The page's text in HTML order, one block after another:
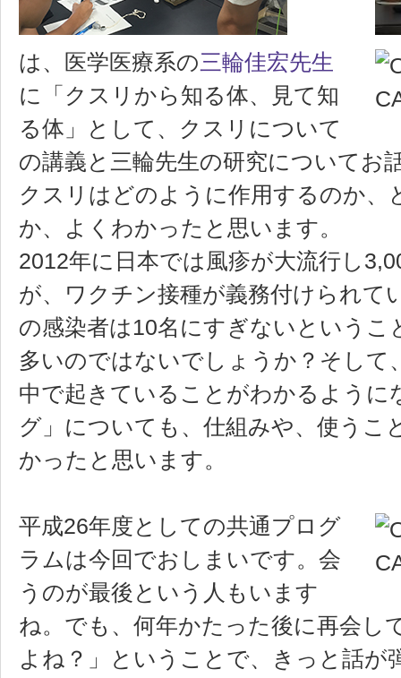
は、医学医療系の三輪佳宏先生
に「クスリから知る体、見て知
る体」として、クスリについて
の講義と三輪先生の研究についてお
クスリはどのように作用するのか、
か、よくわかったと思います。
2012年に日本では風疹が大流行し
が、ワクチン接種が義務付けられて
の感染者は10名にすぎないというこ
多いのではないでしょうか？そして
中で起きていることがわかるように
グ」についても、仕組みや、使うこ
かったと思います。
平成26年度としての共通プログ
ラムは今回でおしまいです。会
うのが最後という人もいます
ね。でも、何年かたった後に再会し
よね？」ということで、きっと話が